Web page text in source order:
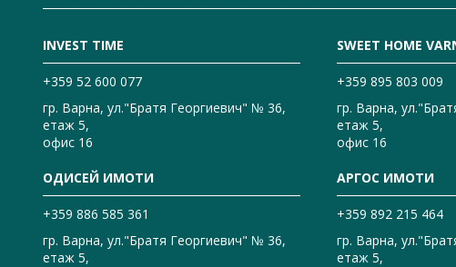
INVEST TIME
+359 52 600 077
гр. Варна, ул."Братя Георгиевич" № 36,
етаж 5,
офис 16
SWEET HOME
+359 895 803 009
гр. Варна,
етаж 5,
офис 16
ОДИСЕЙ ИМОТИ
+359 886 585 361
гр. Варна, ул."Братя Георгиевич" № 36,
етаж 5,
АРГОС ИМОТИ
+359 892 215 464
гр. Варна,
етаж 5,